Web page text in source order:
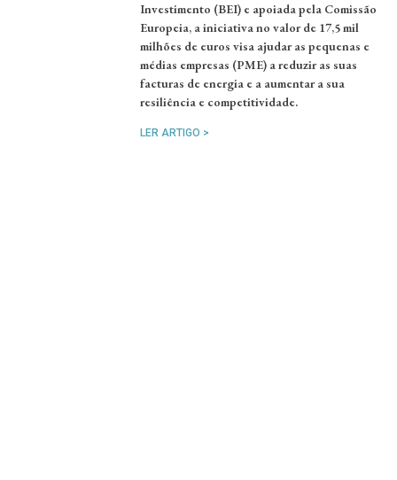
Investimento (BEI) e apoiada pela Comissão
Europeia, a iniciativa no valor de 17,5 mil
milhões de euros visa ajudar as pequenas e
médias empresas (PME) a reduzir as suas
facturas de energia e a aumentar a sua
resiliência e competitividade.
LER ARTIGO >